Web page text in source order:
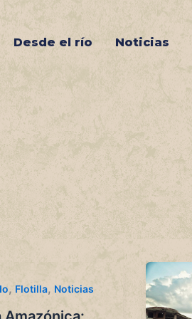
Desde el río Noticias
, Flotilla, Noticias